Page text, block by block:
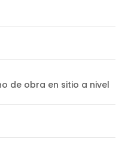
de obra en sitio a nivel